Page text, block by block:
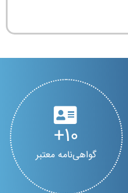
10
گواهی‌نامه معتبر